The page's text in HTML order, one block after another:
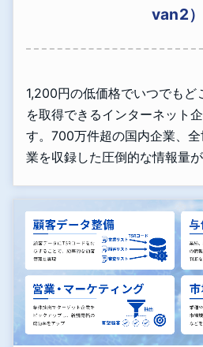
van2）
1,200円の低価格でいつでもど
を取得できるインターネット
す。700万件超の国内企業、
業を収録した圧倒的な情報量が